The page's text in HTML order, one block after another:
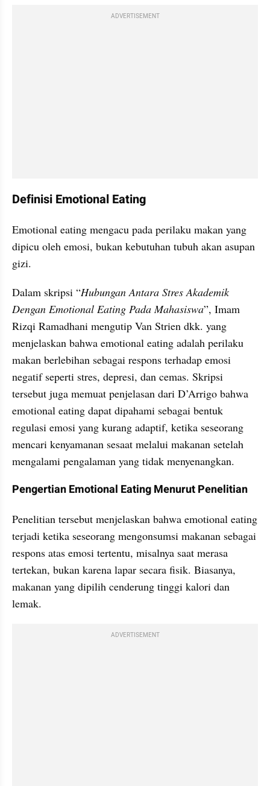
ADVERTISEMENT
Definisi Emotional Eating
Emotional eating mengacu pada perilaku makan yang
dipicu oleh emosi, bukan kebutuhan tubuh akan asupan
gizi.
Dalam skripsi “Hubungan Antara Stres Akademik
Dengan Emotional Eating Pada Mahasiswa”, Imam
Rizqi Ramadhani mengutip Van Strien dkk. yang
menjelaskan bahwa emotional eating adalah perilaku
makan berlebihan sebagai respons terhadap emosi
negatif seperti stres, depresi, dan cemas. Skripsi
tersebut juga memuat penjelasan dari D’Arrigo bahwa
emotional eating dapat dipahami sebagai bentuk
regulasi emosi yang kurang adaptif, ketika seseorang
mencari kenyamanan sesaat melalui makanan setelah
mengalami pengalaman yang tidak menyenangkan.
Pengertian Emotional Eating Menurut Penelitian
Penelitian tersebut menjelaskan bahwa emotional eating
terjadi ketika seseorang mengonsumsi makanan sebagai
respons atas emosi tertentu, misalnya saat merasa
tertekan, bukan karena lapar secara fisik. Biasanya,
makanan yang dipilih cenderung tinggi kalori dan
lemak.
ADVERTISEMENT